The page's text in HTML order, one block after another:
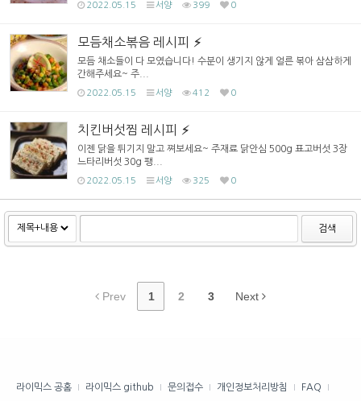
2022.05.15 서양 399 0
모듬채소볶음 레시피
모듬 채소들이 다 모였습니다! 수분이 생기지 않게 얼른 볶아 삼삼하게
간해주세요~ 주...
2022.05.15 서양 412 0
치킨버섯찜 레시피
이젠 닭을 튀기지 말고 쪄보세요~ 주재료 닭안심 500g 표고버섯 3장
느타리버섯 30g 팽...
2022.05.15 서양 325 0
검색
Prev 1 2 3 Next
라이믹스 공홈 라이믹스 github 문의접수 개인정보처리방침 FAQ